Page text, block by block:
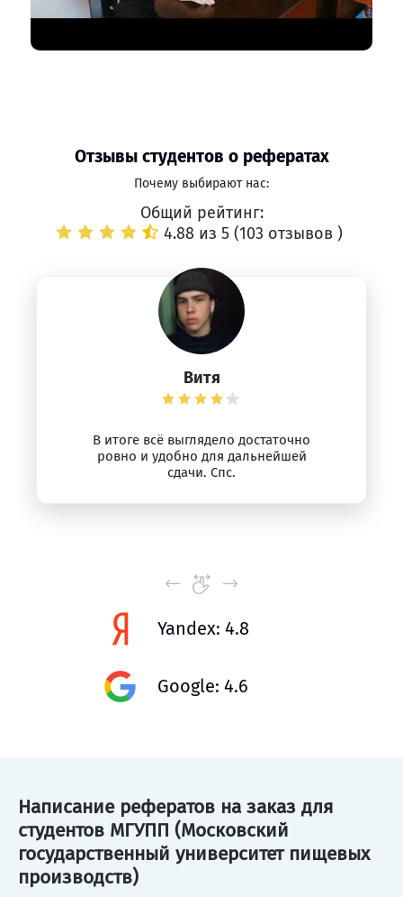
Отзывы студентов о рефератах
Почему выбирают нас:
Общий рейтинг:
4.88 из 5 (103 отзывов )
Витя
В итоге всё выглядело достаточно
ровно и удобно для дальнейшей
сдачи. Спс.
Yandex: 4.8
Google: 4.6
Написание рефератов на заказ для
студентов МГУПП (Московский
государственный университет пищевых
производств)